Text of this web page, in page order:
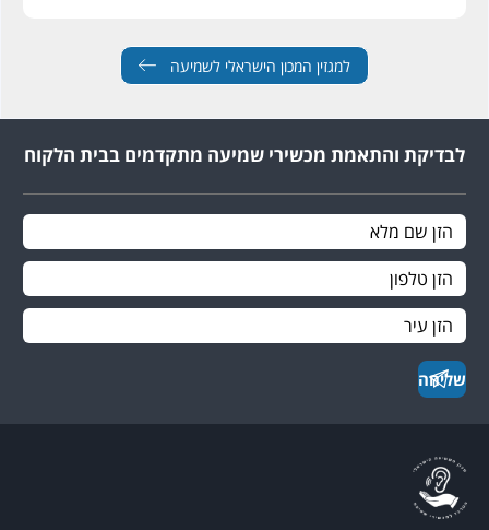
למגזין המכון הישראלי לשמיעה
לבדיקת והתאמת מכשירי שמיעה מתקדמים בבית הלקוח